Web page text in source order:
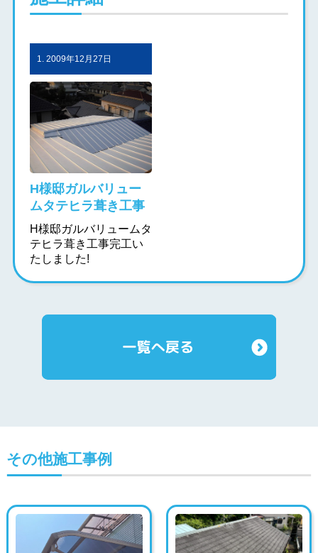
1. 2009年12月27日
H様邸ガルバリュー
ムタテヒラ葺き工事
H様邸ガルバリュームタ
テヒラ葺き工事完工い
たしました!
その他施工事例